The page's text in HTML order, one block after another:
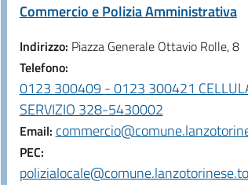
Commercio e Polizia Amministrativa
Indirizzo: Piazza Generale Ottavio Rolle, 8
Telefono:
0123 300409 - 0123 300421
SERVIZIO 328-5430002
Email:
PEC: